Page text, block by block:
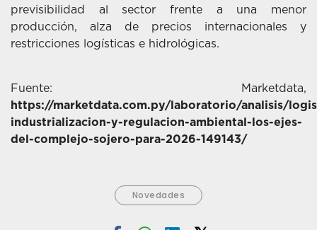
previsibilidad al sector frente a una menor
producción, alza de precios internacionales y
restricciones logísticas e hidrológicas.
Fuente: Marketdata,
https://marketdata.com.py/laboratorio/analisis/
industrializacion-y-regulacion-ambiental-los-ejes-
del-complejo-sojero-para-2026-149143/
Novedades